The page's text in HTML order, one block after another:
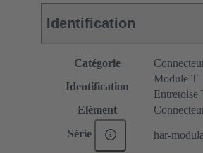
Identification
Catégorie
Identification
Module T
Entretoise
Elément
Série har-